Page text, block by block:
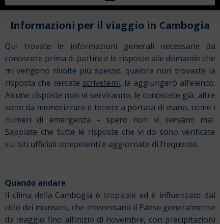
Informazioni per il viaggio in Cambogia
Qui trovate le informazioni generali necessarie da
conoscere prima di partire e le risposte alle domande che
mi vengono rivolte più spesso. qualora non trovaste la
risposta che cercate scrivetemi, la aggiungerò all’elenco.
Alcune risposte non vi serviranno, le conoscete già, altre
sono da memorizzare e tenere a portata di mano, come i
numeri di emergenza – spero non vi servano mai.
Sappiate che tutte le risposte che vi do sono verificate
sui siti ufficiali competenti e aggiornate di frequente.
Quando andare
Il clima della Cambogia è tropicale ed è influenzato dal
ciclo dei monsoni, che interessano il Paese generalmente
da maggio fino all’inizio di novembre, con precipitazioni